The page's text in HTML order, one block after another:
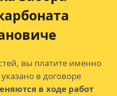
вы платите именно
в договоре
в ходе работ